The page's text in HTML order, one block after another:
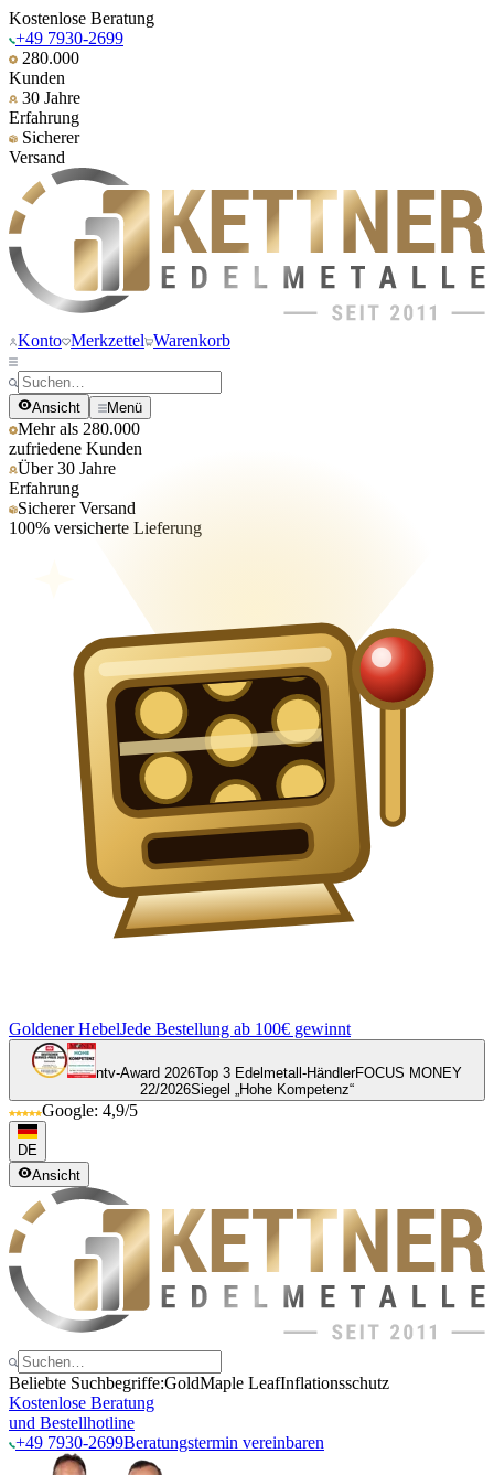
Kostenlose Beratung
+49 7930-2699
280.000
Kunden
30 Jahre
Erfahrung
Sicherer
Versand
Konto Merkzettel Warenkorb
Ansicht Menü
Mehr als 280.000
zufriedene Kunden
Über 30 Jahre
Erfahrung
Sicherer Versand
100% versicherte Lieferung
Goldener HebelJede Bestellung ab 100€ gewinnt
ntv-Award 2026Top 3 Edelmetall-HändlerFOCUS MONEY
22/2026Siegel „Hohe Kompetenz“
Google: 4,9/5
DE
Ansicht
Beliebte Suchbegriffe:GoldMaple LeafInflationsschutz
Kostenlose Beratung
und Bestellhotline
+49 7930-2699Beratungstermin vereinbaren